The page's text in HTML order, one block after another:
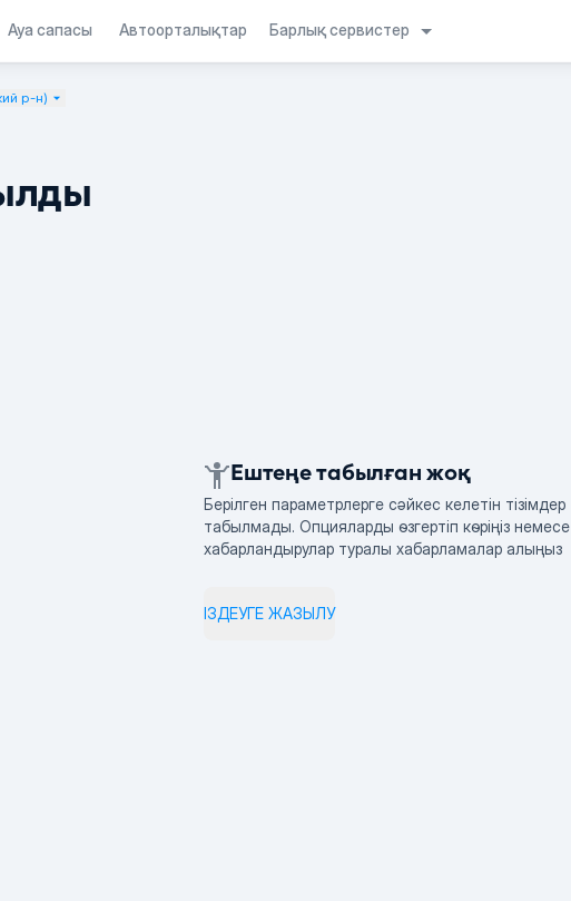
Ауа сапасы Автоорталықтар Барлық сервистер
р-н)
Ештеңе табылған жоқ
Берілген параметрлерге сәйкес келетін тізімдер
табылмады. Опцияларды өзгертіп көріңіз немесе
хабарландырулар туралы хабарламалар алыңыз
ІЗДЕУГЕ ЖАЗЫЛУ